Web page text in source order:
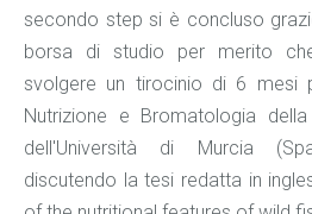
secondo step si è concluso
borsa di studio per merito
svolgere un tirocinio di 6 mesi
Nutrizione e Bromatologia
dell'Università di Murcia
discutendo la tesi redatta in